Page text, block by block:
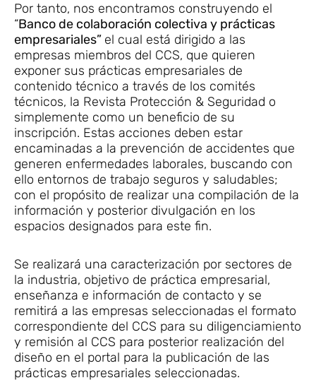
Por tanto, nos encontramos construyendo el
“Banco de colaboración colectiva y prácticas
empresariales” el cual está dirigido a las
empresas miembros del CCS, que quieren
exponer sus prácticas empresariales de
contenido técnico a través de los comités
técnicos, la Revista Protección & Seguridad o
simplemente como un beneficio de su
inscripción. Estas acciones deben estar
encaminadas a la prevención de accidentes que
generen enfermedades laborales, buscando con
ello entornos de trabajo seguros y saludables;
con el propósito de realizar una compilación de la
información y posterior divulgación en los
espacios designados para este fin.
Se realizará una caracterización por sectores de
la industria, objetivo de práctica empresarial,
enseñanza e información de contacto y se
remitirá a las empresas seleccionadas el formato
correspondiente del CCS para su diligenciamiento
y remisión al CCS para posterior realización del
diseño en el portal para la publicación de las
prácticas empresariales seleccionadas.